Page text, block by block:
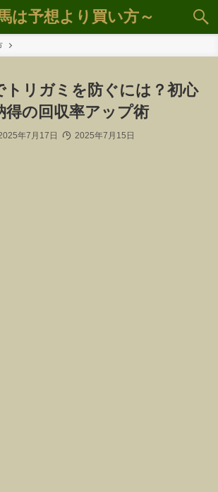
は予想より買い方～
トリガミを防ぐには？初心
得の回収率アップ術
年7月17日 2025年7月15日